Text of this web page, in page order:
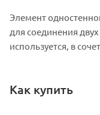
Элемент
для соединения
используется, в
Как купить